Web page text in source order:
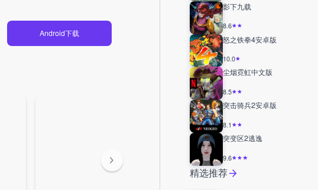
Android下载
影下九载
8.6
怒之铁拳4安卓版
10.0
尘烟霓虹中文版
8.5
突击骑兵2安卓版
8.1
突变区2逃逸
9.6
精选推荐